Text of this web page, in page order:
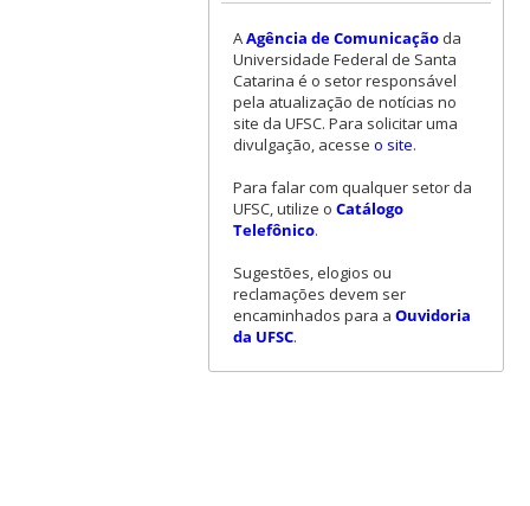
AAgência de Comunicaçãoda
Universidade Federal de Santa
Catarina é o setor responsável
pela atualização de notícias no
site da UFSC. Para solicitar uma
divulgação, acesse o site.
Para falar com qualquer setor da
UFSC, utilize o Catálogo
Telefônico.
Sugestões, elogios ou
reclamações devem ser
encaminhados para a Ouvidoria
da UFSC.